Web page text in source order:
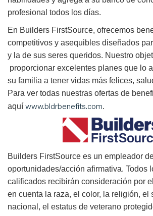
profesional todos los días.
En Builders FirstSource, ofrecemos
competitivos y asequibles diseñados
y la de sus seres queridos. Nuestro
proporcionar excelentes planes que lo
su familia a tener vidas más felices,
Para ver todas nuestras ofertas de
aquí www.bldrbenefits.com.
Builders FirstSource es un empleador
oportunidades/acción afirmativa. Todos
calificados recibirán consideración por
en cuenta la raza, el color, la religión, el
nacional, el estatus de veterano